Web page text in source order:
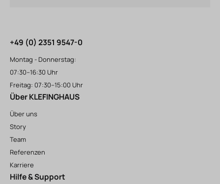
+49 (0) 2351 9547-0
Montag - Donnerstag:
07:30–16:30 Uhr
Freitag: 07:30–15:00 Uhr
Über KLEFINGHAUS
Über uns
Story
Team
Referenzen
Karriere
Hilfe & Support